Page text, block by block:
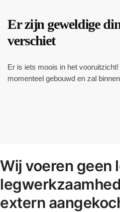
Er zijn geweldige
verschiet
Er is iets moois in het
momenteel gebouwd en zal
Wij voeren geen
extern